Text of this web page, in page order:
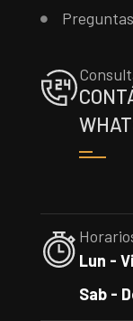
Lun -
Sab -